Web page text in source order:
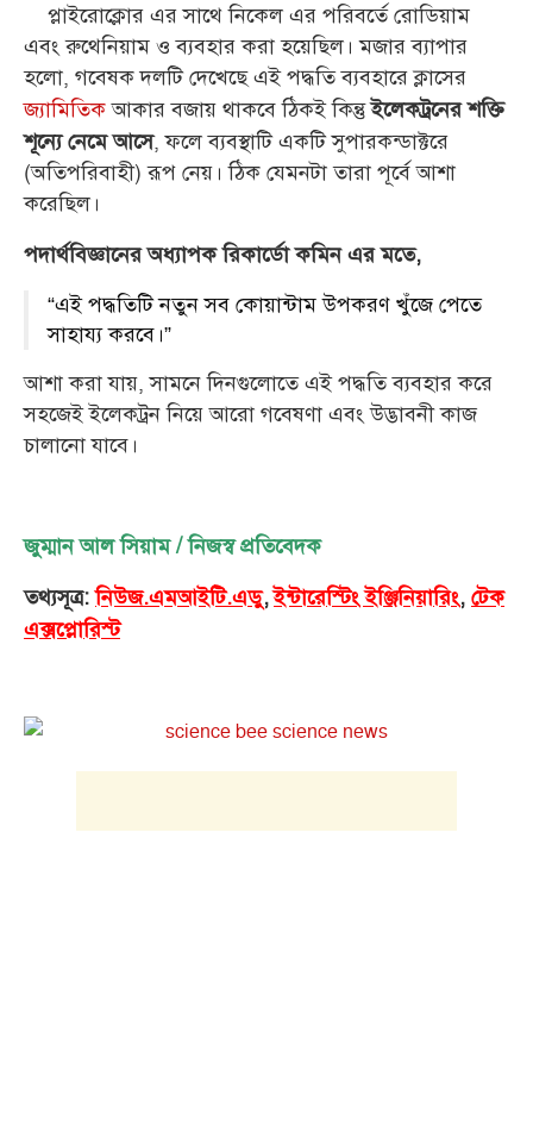
প্লাইরোক্লোর এর সাথে নিকেল এর পরিবর্তে রোডিয়াম
এবং রুথেনিয়াম ও ব্যবহার করা হয়েছিল। মজার ব্যাপার
হলো, গবেষক দলটি দেখেছে এই পদ্ধতি ব্যবহারে ক্লাসের
জ্যামিতিকআকার বজায় থাকবে ঠিকই কিন্তুইলেকট্রনের শক্তি
শূন্যে নেমে আসে, ফলে ব্যবস্থাটি একটি সুপারকন্ডাক্টরে
(অতিপরিবাহী) রূপ নেয়। ঠিক যেমনটা তারা পূর্বে আশা
করেছিল।
পদার্থবিজ্ঞানের অধ্যাপক রিকার্ডো কমিন এর মতে,
“এই পদ্ধতিটি নতুন সব কোয়ান্টাম উপকরণ খুঁজে পেতে
সাহায্য করবে।”
আশা করা যায়, সামনে দিনগুলোতে এই পদ্ধতি ব্যবহার করে
সহজেই ইলেকট্রন নিয়ে আরো গবেষণা এবং উদ্ভাবনী কাজ
চালানো যাবে।
জুম্মান আল সিয়াম / নিজস্ব প্রতিবেদক
তথ্যসূত্র:নিউজ.এমআইটি.এডু,ইন্টারেস্টিং ইঞ্জিনিয়ারিং, টেক
এক্সপ্লোরিস্ট